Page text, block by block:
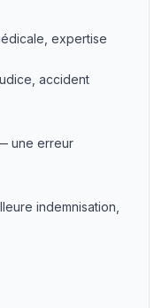
expertise
accident
une erreur
indemnisation,